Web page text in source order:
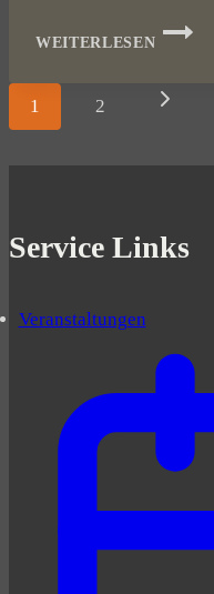
WEITERLESEN
SCHAU
IM
Seitennavigation
1 2
Nächste
Service Links
Veranstaltungen